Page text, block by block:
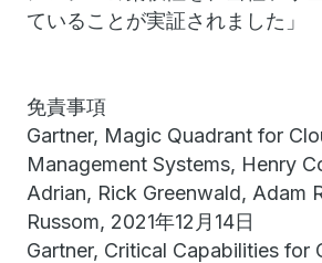
ていることが実証されました」
免責事項
Gartner, Magic Quadrant for
Management Systems, Henry
Adrian, Rick Greenwald, Adam
Russom, 2021年12月14日
Gartner, Critical Capabilities for